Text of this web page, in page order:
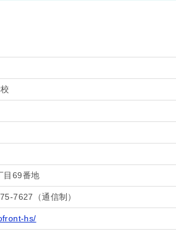
目69番地
7627（通信制）
hs/